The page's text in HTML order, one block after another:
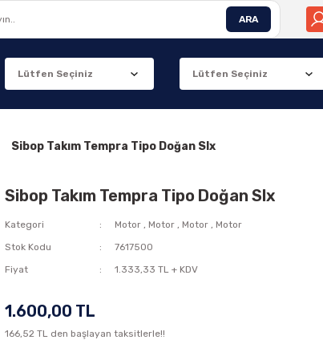
ARA
Sibop Takım Tempra Tipo Doğan Slx
Sibop Takım Tempra Tipo Doğan Slx
Kategori Motor , Motor , Motor , Motor
Stok Kodu
7617500
Fiyat
1.333,33 TL + KDV
1.600,00 TL
166,52 TL den başlayan taksitlerle!!